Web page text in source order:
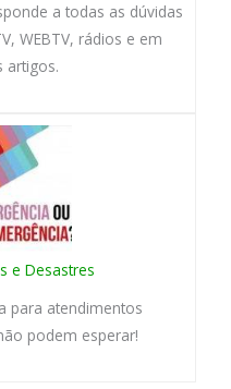
a todas as dúvidas
WEBTV, rádios e em
artigos.
e Desastres
para atendimentos
podem esperar!